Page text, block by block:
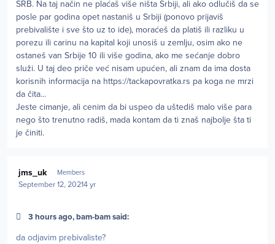
SRB. Na taj način ne plaćaš više ništa Srbiji, ali ako odlučiš da se
posle par godina opet nastaniš u Srbiji (ponovo prijaviš
prebivalište i sve što uz to ide), moraćeš da platiš ili razliku u
porezu ili carinu na kapital koji unosiš u zemlju, osim ako ne
ostaneš van Srbije 10 ili više godina, ako me sećanje dobro
služi. U taj deo priče već nisam upućen, ali znam da ima dosta
korisnih informacija na https://tackapovratka.rs pa koga ne mrzi
da čita...
Jeste cimanje, ali cenim da bi uspeo da uštediš malo više para
nego što trenutno radiš, mada kontam da ti znaš najbolje šta ti
je činiti.
jms_uk Members
September 12, 20214 yr
3 hours ago, bam-bam said:
da odjavim prebivaliste?